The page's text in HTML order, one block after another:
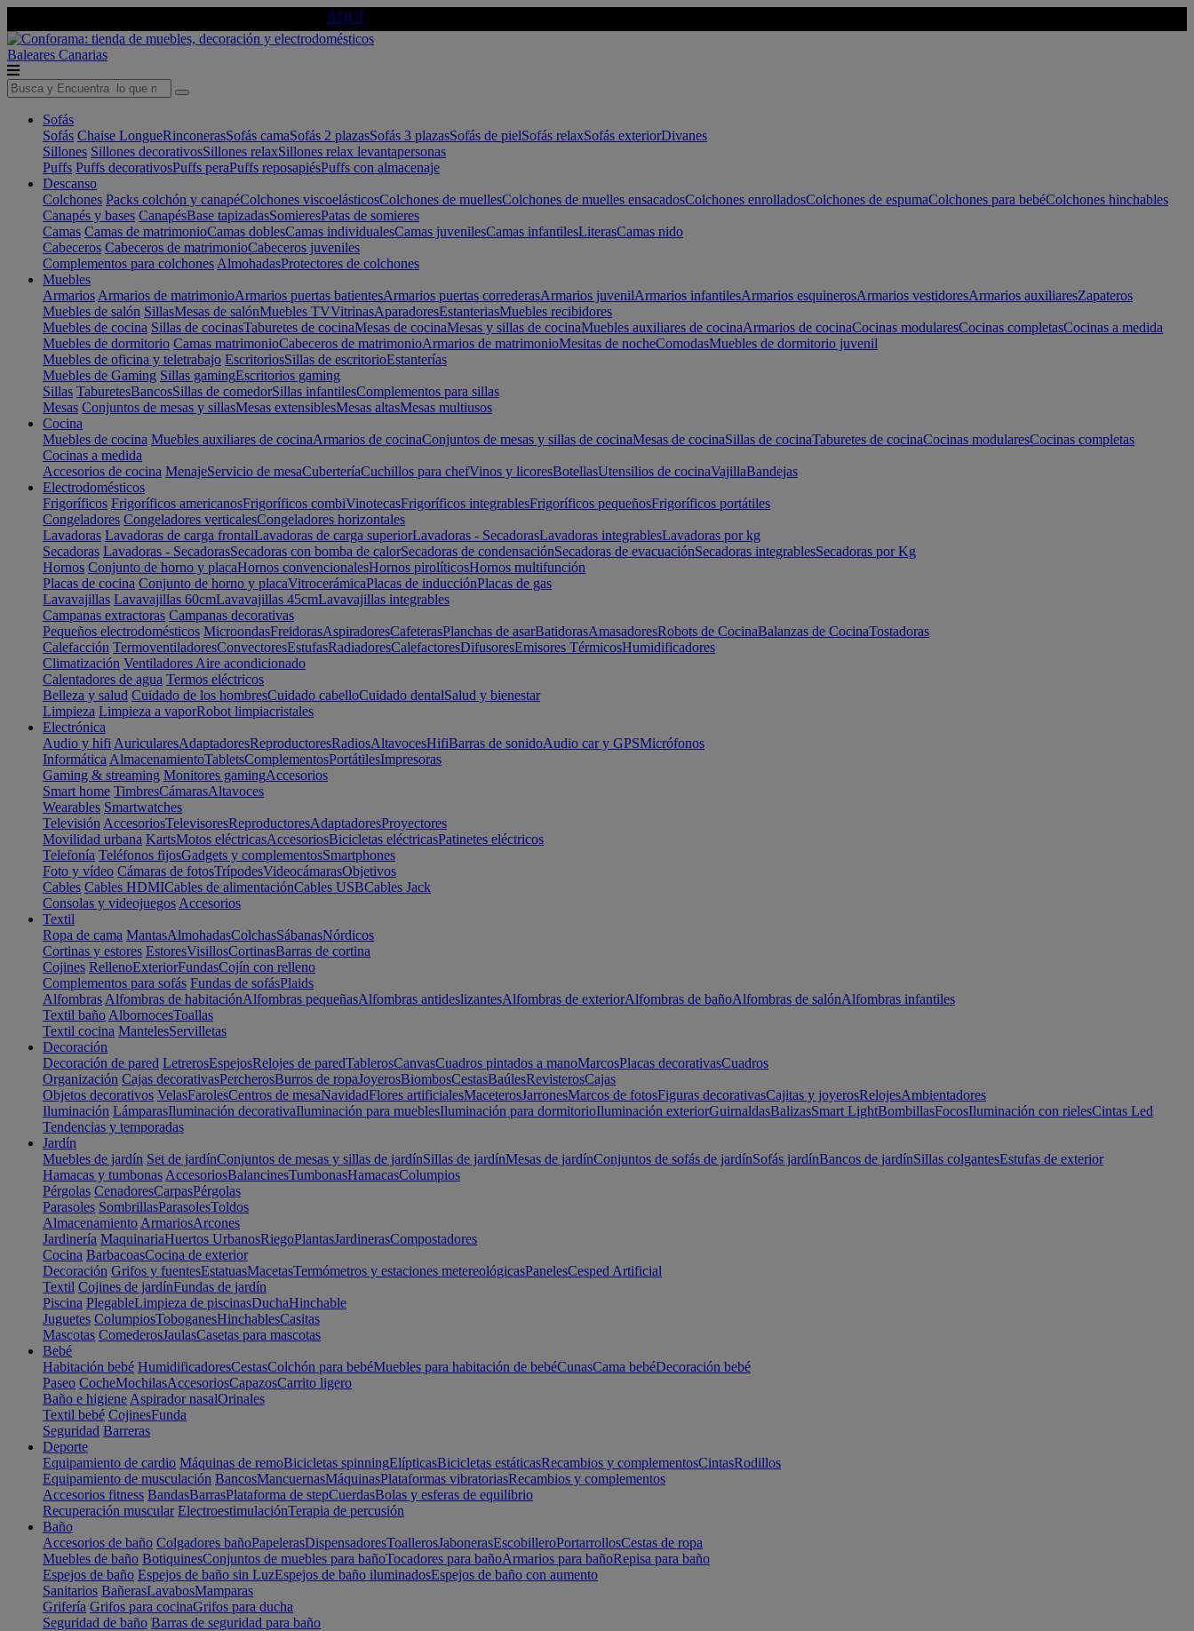
AQUÍ
Baleares Canarias
Sofás
Sofás Chaise LongueRinconerasSofás camaSofás 2 plazasSofás 3 plazasSofás de pielSofás relaxSofás exteriorDivanes
Sillones Sillones decorativosSillones relaxSillones relax levantapersonas
Puffs Puffs decorativosPuffs peraPuffs reposapiésPuffs con almacenaje
Descanso
Colchones Packs colchón y canapéColchones viscoelásticosColchones de muellesColchones de muelles ensacadosColchones enrolladosColchones de espumaColchones para bebéColchones hinchables
Canapés y bases CanapésBase tapizadasSomieresPatas de somieres
Camas Camas de matrimonioCamas doblesCamas individualesCamas juvenilesCamas infantilesLiterasCamas nido
Cabeceros Cabeceros de matrimonioCabeceros juveniles
Complementos para colchones AlmohadasProtectores de colchones
Muebles
Armarios Armarios de matrimonioArmarios puertas batientesArmarios puertas correderasArmarios juvenilArmarios infantilesArmarios esquinerosArmarios vestidoresArmarios auxiliaresZapateros
Muebles de salón SillasMesas de salónMuebles TVVitrinasAparadoresEstanteriasMuebles recibidores
Muebles de cocina Sillas de cocinasTaburetes de cocinaMesas de cocinaMesas y sillas de cocinaMuebles auxiliares de cocinaArmarios de cocinaCocinas modularesCocinas completasCocinas a medida
Muebles de dormitorio Camas matrimonioCabeceros de matrimonioArmarios de matrimonioMesitas de nocheComodasMuebles de dormitorio juvenil
Muebles de oficina y teletrabajo EscritoriosSillas de escritorioEstanterías
Muebles de Gaming Sillas gamingEscritorios gaming
Sillas TaburetesBancosSillas de comedorSillas infantilesComplementos para sillas
Mesas Conjuntos de mesas y sillasMesas extensiblesMesas altasMesas multiusos
Cocina
Muebles de cocina Muebles auxiliares de cocinaArmarios de cocinaConjuntos de mesas y sillas de cocinaMesas de cocinaSillas de cocinaTaburetes de cocinaCocinas modularesCocinas completas
Cocinas a medida
Accesorios de cocina MenajeServicio de mesaCuberteríaCuchillos para chefVinos y licoresBotellasUtensilios de cocinaVajillaBandejas
Electrodomésticos
Frigoríficos Frigoríficos americanosFrigoríficos combiVinotecasFrigoríficos integrablesFrigoríficos pequeñosFrigoríficos portátiles
Congeladores Congeladores verticalesCongeladores horizontales
Lavadoras Lavadoras de carga frontalLavadoras de carga superiorLavadoras - SecadorasLavadoras integrablesLavadoras por kg
Secadoras Lavadoras - SecadorasSecadoras con bomba de calorSecadoras de condensaciónSecadoras de evacuaciónSecadoras integrablesSecadoras por Kg
Hornos Conjunto de horno y placaHornos convencionalesHornos pirolíticosHornos multifunción
Placas de cocina Conjunto de horno y placaVitrocerámicaPlacas de inducciónPlacas de gas
Lavavajillas Lavavajillas 60cmLavavajillas 45cmLavavajillas integrables
Campanas extractoras Campanas decorativas
Pequeños electrodomésticos MicroondasFreidorasAspiradoresCafeterasPlanchas de asarBatidorasAmasadoresRobots de CocinaBalanzas de CocinaTostadoras
Calefacción TermoventiladoresConvectoresEstufasRadiadoresCalefactoresDifusoresEmisores TérmicosHumidificadores
Climatización Ventiladores Aire acondicionado
Calentadores de agua Termos eléctricos
Belleza y salud Cuidado de los hombresCuidado cabelloCuidado dentalSalud y bienestar
Limpieza Limpieza a vaporRobot limpiacristales
Electrónica
Audio y hifi AuricularesAdaptadoresReproductoresRadiosAltavocesHifiBarras de sonidoAudio car y GPSMicrófonos
Informática AlmacenamientoTabletsComplementosPortátilesImpresoras
Gaming & streaming Monitores gamingAccesorios
Smart home TimbresCámarasAltavoces
Wearables Smartwatches
Televisión AccesoriosTelevisoresReproductoresAdaptadoresProyectores
Movilidad urbana KartsMotos eléctricasAccesoriosBicicletas eléctricasPatinetes eléctricos
Telefonía Teléfonos fijosGadgets y complementosSmartphones
Foto y vídeo Cámaras de fotosTrípodesVideocámarasObjetivos
Cables Cables HDMICables de alimentaciónCables USBCables Jack
Consolas y videojuegos Accesorios
Textil
Ropa de cama MantasAlmohadasColchasSábanasNórdicos
Cortinas y estores EstoresVisillosCortinasBarras de cortina
Cojines RellenoExteriorFundasCojín con relleno
Complementos para sofás Fundas de sofásPlaids
Alfombras Alfombras de habitaciónAlfombras pequeñasAlfombras antideslizantesAlfombras de exteriorAlfombras de bañoAlfombras de salónAlfombras infantiles
Textil baño AlbornocesToallas
Textil cocina MantelesServilletas
Decoración
Decoración de pared LetrerosEspejosRelojes de paredTablerosCanvasCuadros pintados a manoMarcosPlacas decorativasCuadros
Organización Cajas decorativasPercherosBurros de ropaJoyerosBiombosCestasBaúlesRevisterosCajas
Objetos decorativos VelasFarolesCentros de mesaNavidadFlores artificialesMaceterosJarronesMarcos de fotosFiguras decorativasCajitas y joyerosRelojesAmbientadores
Iluminación LámparasIluminación decorativaIluminación para mueblesIluminación para dormitorioIluminación exteriorGuirnaldasBalizasSmart LightBombillasFocosIluminación con rielesCintas Led
Tendencias y temporadas
Jardín
Muebles de jardín Set de jardínConjuntos de mesas y sillas de jardínSillas de jardínMesas de jardínConjuntos de sofás de jardínSofás jardínBancos de jardínSillas colgantesEstufas de exterior
Hamacas y tumbonas AccesoriosBalancinesTumbonasHamacasColumpios
Pérgolas CenadoresCarpasPérgolas
Parasoles SombrillasParasolesToldos
Almacenamiento ArmariosArcones
Jardinería MaquinariaHuertos UrbanosRiegoPlantasJardinerasCompostadores
Cocina BarbacoasCocina de exterior
Decoración Grifos y fuentesEstatuasMacetasTermómetros y estaciones metereológicasPanelesCesped Artificial
Textil Cojines de jardínFundas de jardín
Piscina PlegableLimpieza de piscinasDuchaHinchable
Juguetes ColumpiosToboganesHinchablesCasitas
Mascotas ComederosJaulasCasetas para mascotas
Bebé
Habitación bebé HumidificadoresCestasColchón para bebéMuebles para habitación de bebéCunasCama bebéDecoración bebé
Paseo CocheMochilasAccesoriosCapazosCarrito ligero
Baño e higiene Aspirador nasalOrinales
Textil bebé CojinesFunda
Seguridad Barreras
Deporte
Equipamiento de cardio Máquinas de remoBicicletas spinningElípticasBicicletas estáticasRecambios y complementosCintasRodillos
Equipamiento de musculación BancosMancuernasMáquinasPlataformas vibratoriasRecambios y complementos
Accesorios fitness BandasBarrasPlataforma de stepCuerdasBolas y esferas de equilibrio
Recuperación muscular ElectroestimulaciónTerapia de percusión
Baño
Accesorios de baño Colgadores bañoPapelerasDispensadoresToallerosJabonerasEscobilleroPortarrollosCestas de ropa
Muebles de baño BotiquinesConjuntos de muebles para bañoTocadores para bañoArmarios para bañoRepisa para baño
Espejos de baño Espejos de baño sin LuzEspejos de baño iluminadosEspejos de baño con aumento
Sanitarios BañerasLavabosMamparas
Grifería Grifos para cocinaGrifos para ducha
Seguridad de baño Barras de seguridad para baño